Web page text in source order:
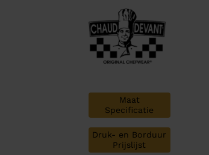
Maat
Specificatie
Druk- en Borduur
Prijslijst